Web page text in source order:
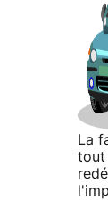
La
tout